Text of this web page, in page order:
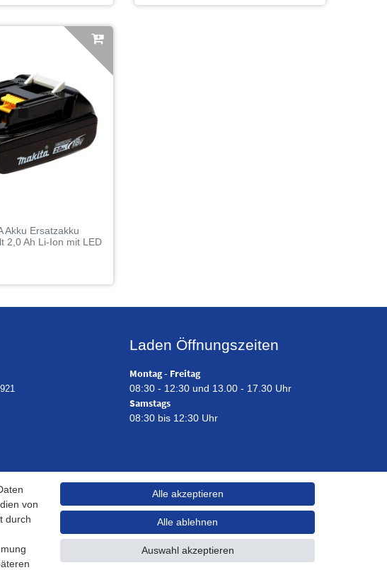
Akku Ersatzakku
2,0 Ah Li-Ion mit LED
Laden Öffnungszeiten
Montag - Freitag
08:30 - 12:30 und 13.00 - 17.30 Uhr
Samstags
08:30 bis 12:30 Uhr
von
durch
Alle akzeptieren
Alle ablehnen
Auswahl akzeptieren